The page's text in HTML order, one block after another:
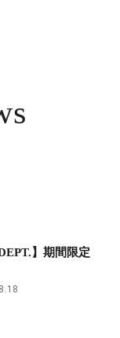
】期間限定